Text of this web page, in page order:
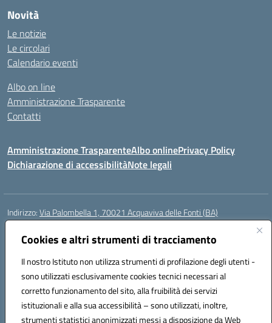
Cookies e altri strumenti di tracciamento
Il nostro Istituto non utilizza strumenti di profilazione degli utenti -
sono utilizzati esclusivamente cookies tecnici necessari al
corretto funzionamento del sito, alla fruibilità dei servizi
istituzionali e alla sua accessibilità – sono utilizzati, inoltre,
strumenti statistici anonimizzati messi a disposizione da Web
Novità
Le notizie
Le circolari
Calendario eventi
Albo on line
Amministrazione Trasparente
Contatti
Amministrazione TrasparenteAlbo onlinePrivacy Policy
Dichiarazione di accessibilitàNote legali
Indirizzo:Via Palombella 1, 70021 Acquaviva delle Fonti (BA)
Centralino:
Posta elettronica certificata (PEC):baic89400e@pec.istruzione.it
Codice fiscale: 91121590722
Codice meccanografico:baic89400e
Codice Indice delle Pubbliche Amministrazioni (IPA): icddagio
Codice unico di fatturazione (CUF): UFGHCG